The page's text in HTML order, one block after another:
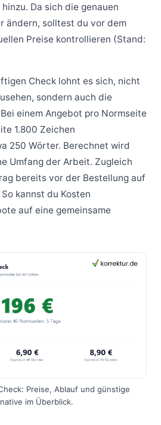
Da sich die genauen
ändern, solltest du vor dem
Preise kontrollieren (Stand:
Check lohnt es sich, nicht
sondern auch die
einem Angebot pro Normseite
1.800 Zeichen
250 Wörter. Berechnet wird
Umfang der Arbeit. Zugleich
bereits vor der Bestellung auf
kannst du Kosten
auf eine gemeinsame
Preise, Ablauf und günstige
im Überblick.